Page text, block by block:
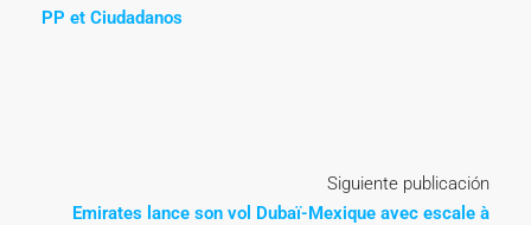
PP et Ciudadanos
Siguiente publicación
Emirates lance son vol Dubaï-Mexique avec escale à